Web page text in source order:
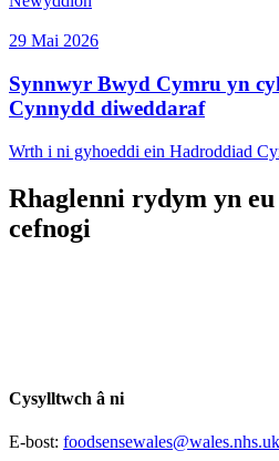
29 Mai 2026
Synnwyr Bwyd Cymru yn
Cynnydd diweddaraf
Wrth i ni gyhoeddi ein Hadroddiad
Rhaglenni rydym yn
cefnogi
Cysylltwch â ni
E-bost: foodsensewales@wales.nhs.uk